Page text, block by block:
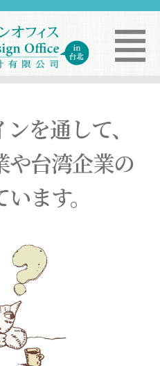
を通して、
や台湾企業の
ます。